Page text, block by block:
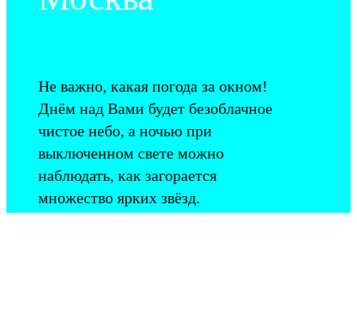
Не важно, какая погода за окном!
Днём над Вами будет безоблачное
чистое небо, а ночью при
выключенном свете можно
наблюдать, как загорается
множество ярких звёзд.